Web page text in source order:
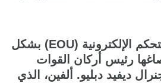
يدعم تفعيل وحدة التحكم الإلكترونية (EOU) بشكل
رئيس أركان القوات
ديفيد دبليو. ألفين، الذي